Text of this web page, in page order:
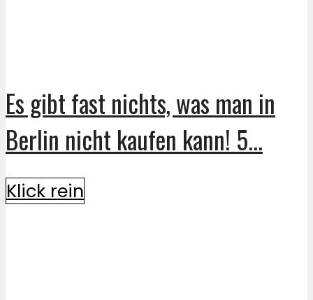
Es gibt fast nichts, was man in
Berlin nicht kaufen kann! 5...
Klick rein